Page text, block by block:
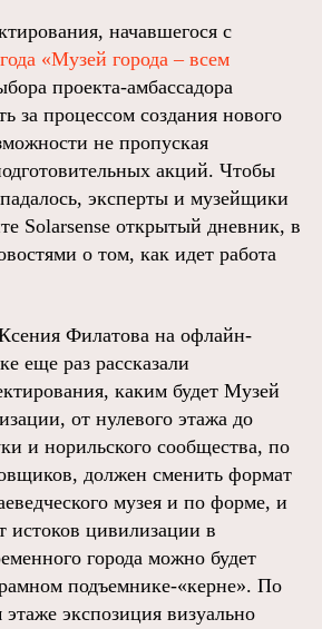
начавшегося с
«Музей города – всем
проекта-амбассадора
за процессом создания нового
не пропуская
акций. Чтобы
эксперты и музейщики
Solarsense открытый дневник, в
о том, как идет работа
Филатова на офлайн-
еще раз рассказали
каким будет Музей
от нулевого этажа до
и норильского сообщества, по
должен сменить формат
музея и по форме, и
цивилизации в
города можно будет
подъемнике-«керне». По
экспозиция визуально